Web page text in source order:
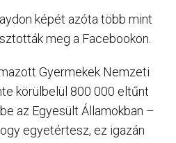
képét azóta több mint
meg a Facebookon.
Gyermekek Nemzeti
körülbelül 800 000 eltűnt
az Egyesült Államokban –
egyetértesz, ez igazán